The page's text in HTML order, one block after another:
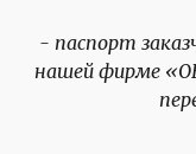
- паспорт
нашей фирме